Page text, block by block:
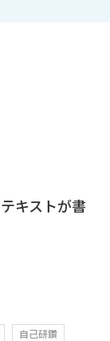
キストが書
自己研鑽